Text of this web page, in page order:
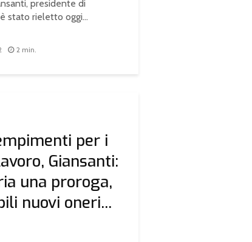
presidente di
stato rieletto oggi...
2 min.
per i
Giansanti:
una proroga,
nuovi oneri...